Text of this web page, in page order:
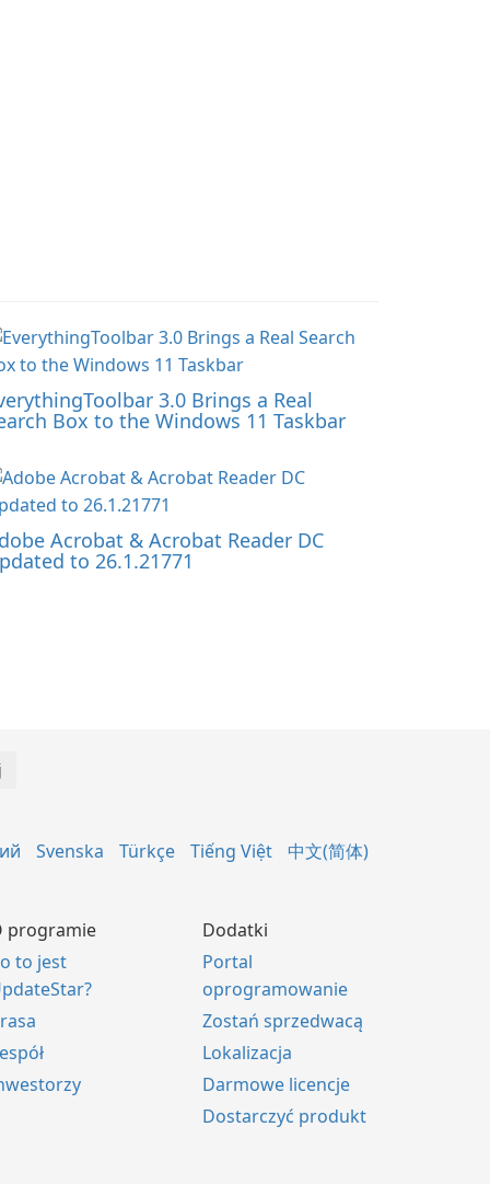
3.0 Brings a Real
Box to the Windows 11 Taskbar
Acrobat & Acrobat Reader DC
to 26.1.21771
Svenska Türkçe Tiếng Việt
中文(简体)
programie
to jest
Dodatki
Portal
oprogramowanie
Zostań sprzedwacą
Lokalizacja
Darmowe licencje
Dostarczyć produkt